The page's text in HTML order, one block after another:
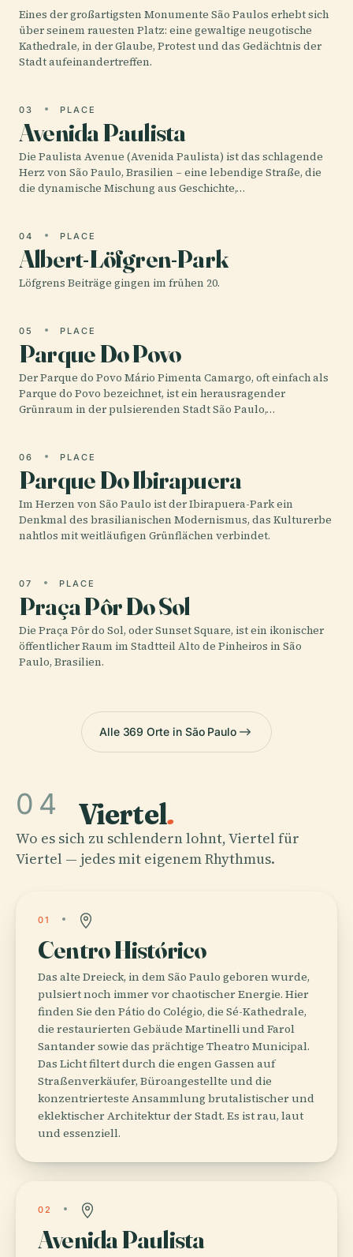
Eines der großartigsten Monumente São Paulos erhebt sich
über seinem rauesten Platz: eine gewaltige neugotische
Kathedrale, in der Glaube, Protest und das Gedächtnis der
Stadt aufeinandertreffen.
03 PLACE
Avenida Paulista
Die Paulista Avenue (Avenida Paulista) ist das schlagende
Herz von São Paulo, Brasilien – eine lebendige Straße, die
die dynamische Mischung aus Geschichte,…
04 PLACE
Albert-Löfgren-Park
Löfgrens Beiträge gingen im frühen 20.
05 PLACE
Parque Do Povo
Der Parque do Povo Mário Pimenta Camargo, oft einfach als
Parque do Povo bezeichnet, ist ein herausragender
Grünraum in der pulsierenden Stadt São Paulo,…
06 PLACE
Parque Do Ibirapuera
Im Herzen von São Paulo ist der Ibirapuera-Park ein
Denkmal des brasilianischen Modernismus, das Kulturerbe
nahtlos mit weitläufigen Grünflächen verbindet.
07 PLACE
Praça Pôr Do Sol
Die Praça Pôr do Sol, oder Sunset Square, ist ein ikonischer
öffentlicher Raum im Stadtteil Alto de Pinheiros in São
Paulo, Brasilien.
Alle 369 Orte in São Paulo
04 Viertel.
Wo es sich zu schlendern lohnt, Viertel für
Viertel — jedes mit eigenem Rhythmus.
01
Centro Histórico
Das alte Dreieck, in dem São Paulo geboren wurde,
pulsiert noch immer vor chaotischer Energie. Hier
finden Sie den Pátio do Colégio, die Sé-Kathedrale,
die restaurierten Gebäude Martinelli und Farol
Santander sowie das prächtige Theatro Municipal.
Das Licht filtert durch die engen Gassen auf
Straßenverkäufer, Büroangestellte und die
konzentrierteste Ansammlung brutalistischer und
eklektischer Architektur der Stadt. Es ist rau, laut
und essenziell.
02
Avenida Paulista